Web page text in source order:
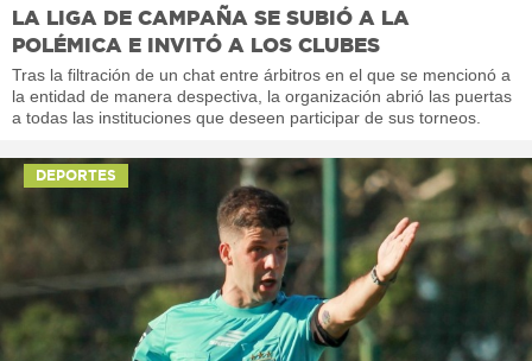
LA LIGA DE CAMPAÑA SE SUBIÓ A LA
POLÉMICA E INVITÓ A LOS CLUBES
Tras la filtración de un chat entre árbitros en el que se mencionó a
la entidad de manera despectiva, la organización abrió las puertas
a todas las instituciones que deseen participar de sus torneos.
DEPORTES